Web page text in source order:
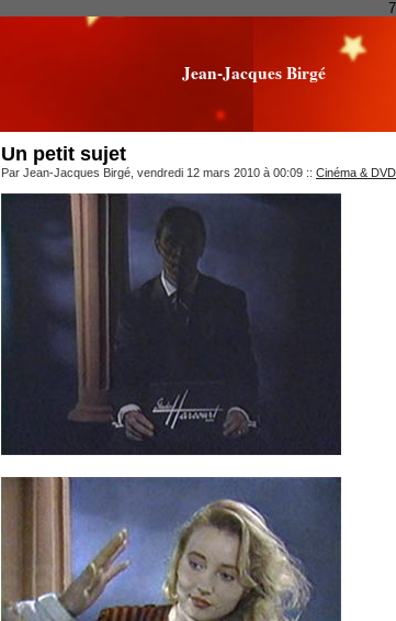
Jean-Jacques Birgé
Un petit sujet
Par Jean-Jacques Birgé, vendredi 12 mars 2010 à 00:09 :: Cinéma & DVD